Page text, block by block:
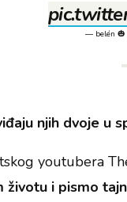
— belén 🎃
njih dvoje u
youtubera
životu i pismo